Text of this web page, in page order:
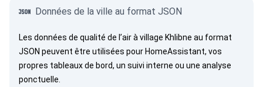
Données de la ville au format JSON
Les données de qualité de l’air à village Khlibne au format
JSON peuvent être utilisées pour HomeAssistant, vos
propres tableaux de bord, un suivi interne ou une analyse
ponctuelle.